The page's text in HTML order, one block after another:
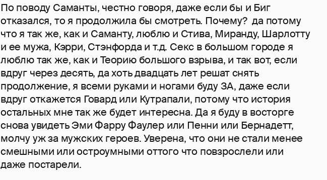
По поводу Саманты, честно говоря, даже если бы и Биг
отказался, то я продолжила бы смотреть. Почему? да потому
что я так же, как и Саманту, люблю и Стива, Миранду, Шарлотту
и ее мужа, Кэрри, Стэнфорда и т.д. Секс в большом городе я
люблю так же, как и Теорию большого взрыва, и так вот, если
вдруг через десять, да хоть двадцать лет решат снять
продолжение, я всеми руками и ногами буду ЗА, даже если
вдруг откажется Говард или Кутрапали, потому что история
остальных мне так же будет интересна. Да я буду в восторге
снова увидеть Эми Фарру Фаулер или Пенни или Бернадетт,
молчу уж за мужских героев. Уверена, что они не стали менее
смешными или остроумными оттого что повзрослели или
даже постарели.